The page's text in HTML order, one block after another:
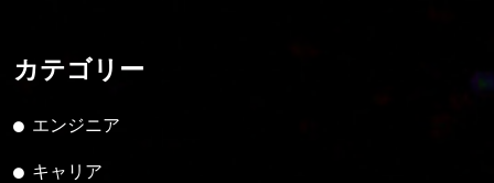
カテゴリー
エンジニア
キャリア